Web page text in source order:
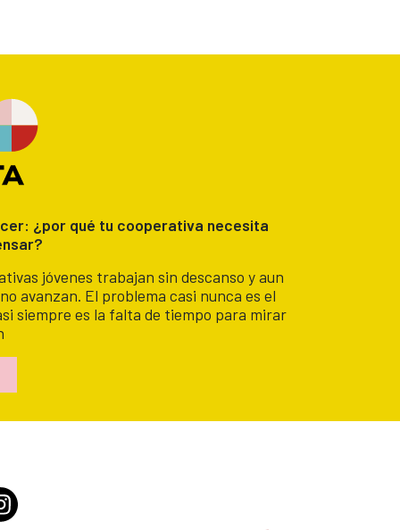
¿por qué tu cooperativa necesita
jóvenes trabajan sin descanso y aun
avanzan. El problema casi nunca es el
siempre es la falta de tiempo para mirar